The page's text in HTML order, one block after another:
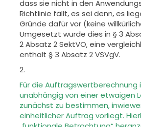
dass sie nicht in den
Richtlinie fällt, es sei denn, es
Gründe dafür vor (keine
Umgesetzt wurde dies in § 3
2 Absatz 2 SektVO, eine
enthält § 3 Absatz 2 VSVgV.
2.
Für die Auftragswertberechnung
unabhängig von einer etwaigen
zunächst zu bestimmen,
einheitlicher Auftrag vorliegt.